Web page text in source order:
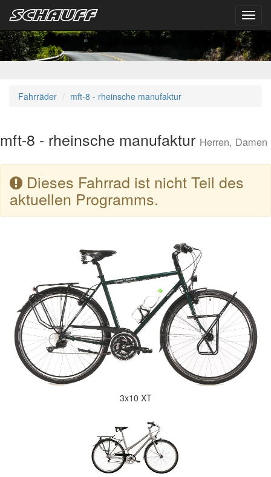
Fahrräder mft-8 - rheinsche manufaktur
mft-8 - rheinsche manufaktur Herren, Damen
Dieses Fahrrad ist nicht Teil des
aktuellen Programms.
3x10 XT